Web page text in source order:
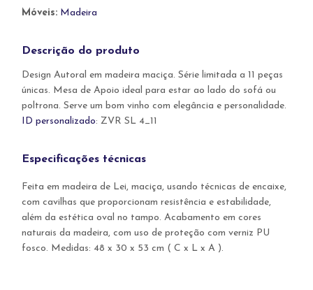
Móveis: Madeira
Descrição do produto
Design Autoral em madeira maciça. Série limitada a 11 peças
únicas. Mesa de Apoio ideal para estar ao lado do sofá ou
poltrona. Serve um bom vinho com elegância e personalidade.
ID personalizado: ZVR SL 4_11
Especificações técnicas
Feita em madeira de Lei, maciça, usando técnicas de encaixe,
com cavilhas que proporcionam resistência e estabilidade,
além da estética oval no tampo. Acabamento em cores
naturais da madeira, com uso de proteção com verniz PU
fosco. Medidas: 48 x 30 x 53 cm ( C x L x A ).